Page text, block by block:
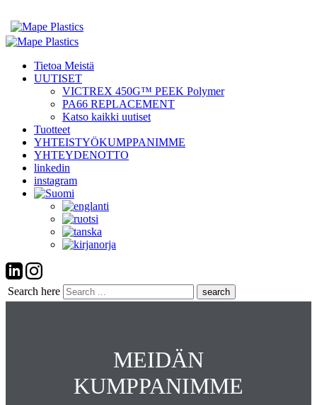
Tietoa Meistä
UUTISET
VICTREX 450G™ PEEK Polymer
PA66 REPLACEMENT
Katso kaikki uutiset
Tuotteet
YHTEISTYÖKUMPPANIMME
YHTEYDENOTTO
linkedin
instagram
Search here
MEIDÄN
KUMPPANIMME